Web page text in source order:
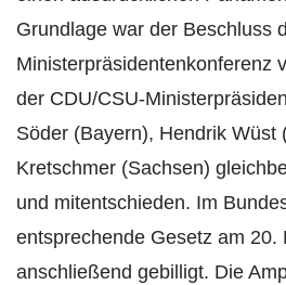
Grundlage war der Beschluss
Ministerpräsidentenkonferenz
der CDU/CSU-
Söder (Bayern), Hendrik Wüst
Kretschmer (Sachsen)
und mitentschieden. Im
entsprechende Gesetz am 20.
anschließend gebilligt. Die